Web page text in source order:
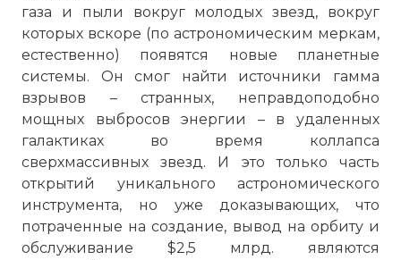
газа и пыли вокруг молодых звезд, вокруг
которых вскоре (по астрономическим меркам,
естественно) появятся новые планетные
системы. Он смог найти источники гамма
взрывов – странных, неправдоподобно
мощных выбросов энергии – в удаленных
галактиках во время коллапса
сверхмассивных звезд. И это только часть
открытий уникального астрономического
инструмента, но уже доказывающих, что
потраченные на создание, вывод на орбиту и
обслуживание $2,5 млрд. являются